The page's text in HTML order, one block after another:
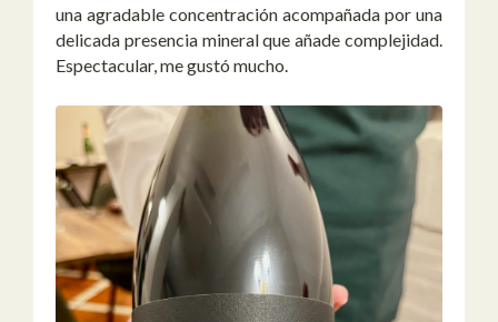
una agradable concentración acompañada por una
delicada presencia mineral que añade complejidad.
Espectacular, me gustó mucho.